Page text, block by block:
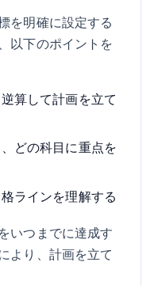
を明確に設定する
以下のポイントを
算して計画を立て
どの科目に重点を
ラインを理解する
いつまでに達成す
より、計画を立て